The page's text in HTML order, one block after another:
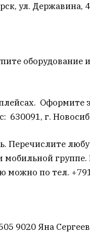
ул. Державина,
оборудование
Оформите
630091, г.
Перечислите
группе.
можно по тел.
9020 Яна